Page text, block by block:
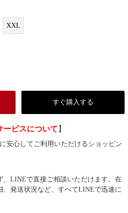
XXL
すぐ購入する
ービスについて 】
安心してご利用いただけるショッピン
、LINEで直接ご相談いただけます。在
、発送状況など、すべてLINEで迅速に